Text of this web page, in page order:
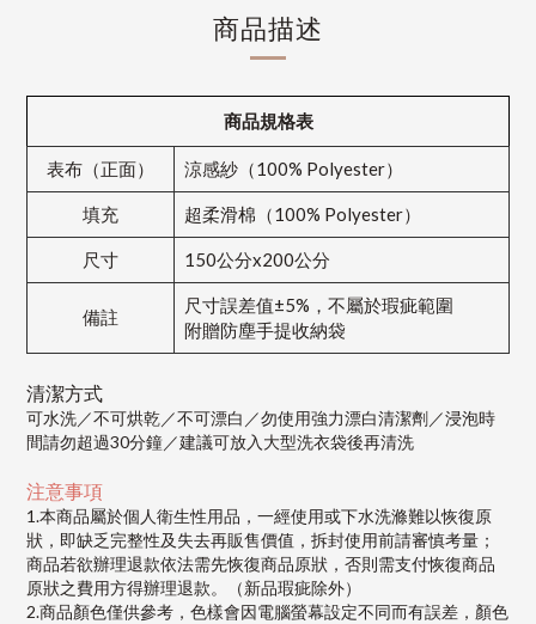
商品描述
商品規格表
表布（正面） 涼感紗（100% Polyester）
填充 超柔滑棉（100% Polyester）
尺寸 150公分x200公分
備註
尺寸誤差值±5%，不屬於瑕疵範圍
附贈防塵手提收納袋
清潔方式
可水洗／不可烘乾／不可漂白／勿使用強力漂白清潔劑／浸泡時
間請勿超過30分鐘／建議可放入大型洗衣袋後再清洗
注意事項
1.本商品屬於個人衛生性用品，一經使用或下水洗滌難以恢復原
狀，即缺乏完整性及失去再販售價值，拆封使用前請審慎考量；
商品若欲辦理退款依法需先恢復商品原狀，否則需支付恢復商品
原狀之費用方得辦理退款。（新品瑕疵除外）
2.商品顏色僅供參考，色樣會因電腦螢幕設定不同而有誤差，顏色